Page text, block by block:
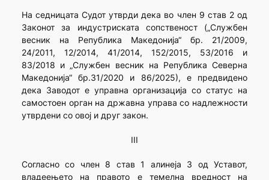
На седницата Судот утврди дека во член 9 став 2 од
Законот за индустриската сопственост („Службен
весник на Република Македонија“ бр. 21/2009,
24/2011, 12/2014, 41/2014, 152/2015, 53/2016 и
83/2018 и „Службен весник на Република Северна
Македонија“ бр.31/2020 и 86/2025), е предвидено
дека Заводот е управна организација со статус на
самостоен орган на државна управа со надлежности
утврдени со овој и друг закон.
III
Согласно со член 8 став 1 алинеја 3 од Уставот,
владеењето на правото е темелна вредност на